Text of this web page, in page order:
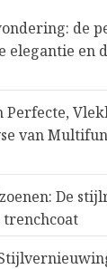
de
elegantie en
Perfecte,
van
De